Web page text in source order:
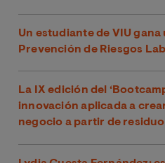
Un estudiante de VIU
Prevención de Riesgos
La IX edición del
innovación aplicada a
negocio a partir de